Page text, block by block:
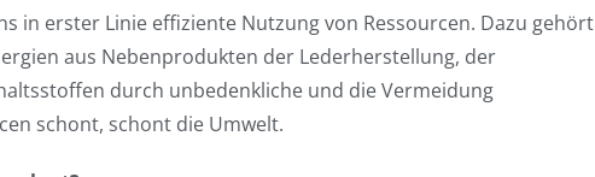
in erster Linie effiziente Nutzung von Ressourcen. Dazu gehört
aus Nebenprodukten der Lederherstellung, der
durch unbedenkliche und die Vermeidung
schont, schont die Umwelt.